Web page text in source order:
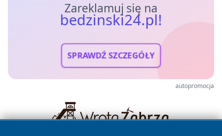
Zareklamuj się na
bedzinski24.pl!
SPRAWDŹ SZCZEGÓŁY
autopromocja